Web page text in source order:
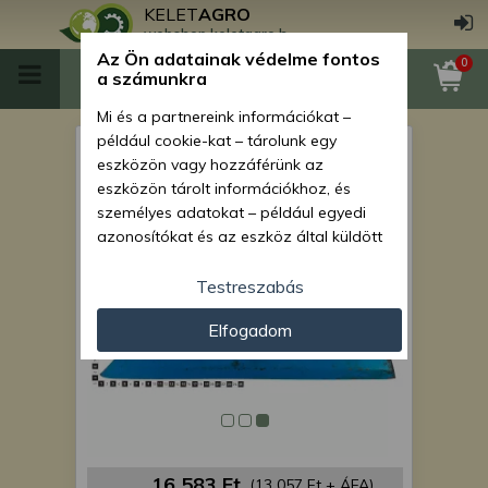
KELETAGRO
webshop.keletagro.hu
0
Lemken ekevas jobb,
WG100B
Az Ön adatainak védelme fontos
a számunkra
Mi és a partnereink információkat –
például cookie-kat – tárolunk egy
eszközön vagy hozzáférünk az
eszközön tárolt információkhoz, és
személyes adatokat – például egyedi
azonosítókat és az eszköz által küldött
személyre szabott hirdetések és
tartalom nyújtásához, hirdetés- és
tartalomméréshez, nézettségi adatok
gyűjtéséhez, valamint termékek
kifejlesztéséhez és a termékek
partnereink eszközleolvasásos
adatokat és azonosítási információkat
Testreszabás
Elfogadom